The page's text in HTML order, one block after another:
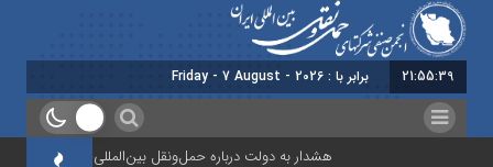
21:55:40 برابر با : Friday - 7 August - 2026
هشدار به دولت درباره حمل‌ونقل بین‌المللی؛ شرکت‌ها زیر